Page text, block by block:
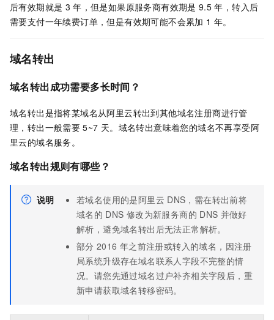
后有效期就是 3 年，但是如果原服务商有效期是 9.5 年，转入后
需要支付一年续费订单，但是有效期可能不会累加 1 年。
域名转出
域名转出成功需要多长时间？
域名转出是指将某域名从阿里云转出到其他域名注册商进行管
理，转出一般需要 5~7 天。域名转出意味着您的域名不再享受阿
里云的域名服务。
域名转出规则有哪些？
说明 若域名使用的是阿里云 DNS，需在转出前将
域名的 DNS 修改为新服务商的 DNS 并做好
解析，避免域名转出后无法正常解析。
部分 2016 年之前注册或转入的域名，因注册
局系统升级存在域名联系人字段不完整的情
况。请您先通过域名过户补齐相关字段后，重
新申请获取域名转移密码。